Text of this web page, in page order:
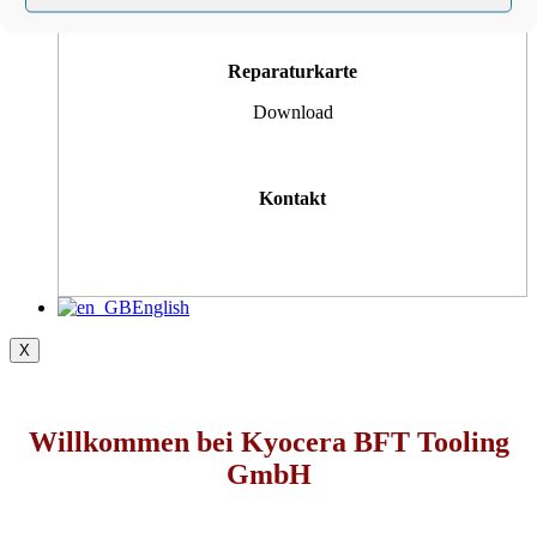
Reparaturkarte
Download
Kontakt
English
X
Willkommen bei Kyocera BFT Tooling
GmbH